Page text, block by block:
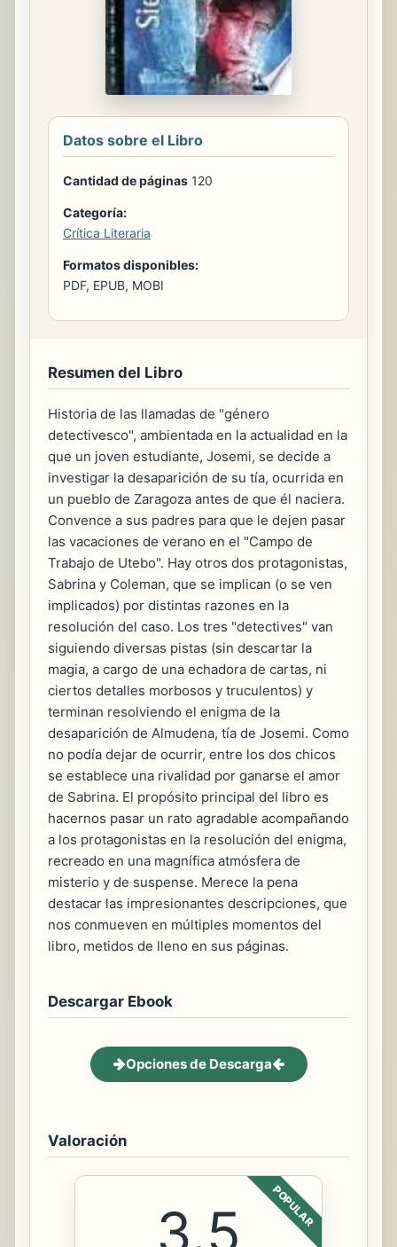
Datos sobre el Libro
Cantidad de páginas 120
Categoría:
Crítica Literaria
Formatos disponibles:
PDF, EPUB, MOBI
Resumen del Libro
Historia de las llamadas de "género
detectivesco", ambientada en la actualidad en la
que un joven estudiante, Josemi, se decide a
investigar la desaparición de su tía, ocurrida en
un pueblo de Zaragoza antes de que él naciera.
Convence a sus padres para que le dejen pasar
las vacaciones de verano en el "Campo de
Trabajo de Utebo". Hay otros dos protagonistas,
Sabrina y Coleman, que se implican (o se ven
implicados) por distintas razones en la
resolución del caso. Los tres "detectives" van
siguiendo diversas pistas (sin descartar la
magia, a cargo de una echadora de cartas, ni
ciertos detalles morbosos y truculentos) y
terminan resolviendo el enigma de la
desaparición de Almudena, tía de Josemi. Como
no podía dejar de ocurrir, entre los dos chicos
se establece una rivalidad por ganarse el amor
de Sabrina. El propósito principal del libro es
hacernos pasar un rato agradable acompañando
a los protagonistas en la resolución del enigma,
recreado en una magnífica atmósfera de
misterio y de suspense. Merece la pena
destacar las impresionantes descripciones, que
nos conmueven en múltiples momentos del
libro, metidos de lleno en sus páginas.
Descargar Ebook
Opciones de Descarga
Valoración
POPULAR
3.5